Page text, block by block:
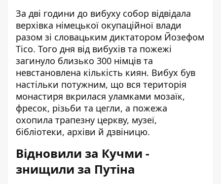
За дві години до вибуху собор відвідала
верхівка німецької окупаційної влади
разом зі словацьким диктатором Йозефом
Тісо. Того дня від вибухів та пожежі
загинуло близько 300 німців та
невстановлена кількість киян. Вибух був
настільки потужним, що вся територія
монастиря вкрилася уламками мозаїк,
фресок, різьби та цегли, а пожежа
охопила трапезну церкву, музеї,
бібліотеки, архіви й дзвіницю.
Відновили за Кучми -
знищили за Путіна